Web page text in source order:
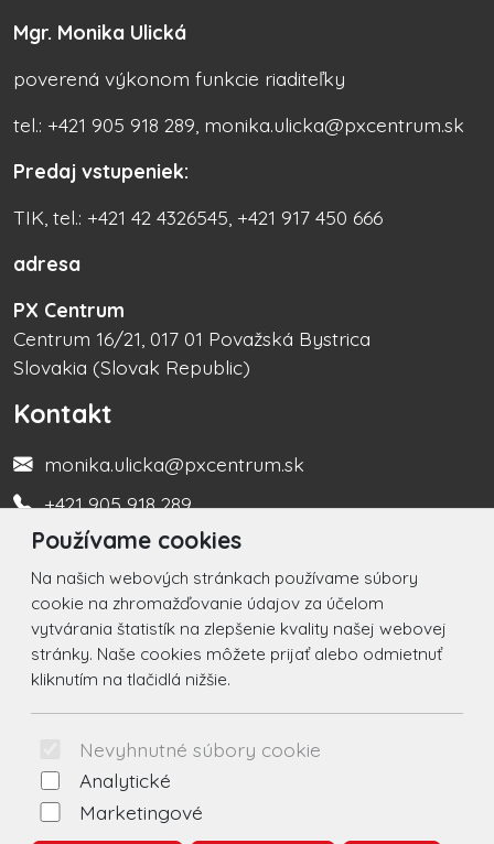
Používame cookies
Na našich webových stránkach používame súbory
cookie na zhromažďovanie údajov za účelom
vytvárania štatistík na zlepšenie kvality našej webovej
stránky. Naše cookies môžete prijať alebo odmietnuť
kliknutím na tlačidlá nižšie.
Nevyhnutné súbory cookie
Analytické
Marketingové
Mgr. Monika Ulická
poverená výkonom funkcie riaditeľky
tel.: +421 905 918 289, monika.ulicka@pxcentrum.sk
Predaj vstupeniek:
TIK, tel.: +421 42 4326545, +421 917 450 666
adresa
PX Centrum
Centrum 16/21, 017 01 Považská Bystrica
Slovakia (Slovak Republic)
Kontakt
monika.ulicka@pxcentrum.sk
+421 905 918 289
Turistická informačná kancelária +421 917 450 666
Social
Facebook
Instagram
© 2026 Arrabella s.r.o., mayabella s.r.o., Všetky práva